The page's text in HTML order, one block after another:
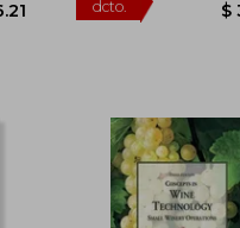
dcto.